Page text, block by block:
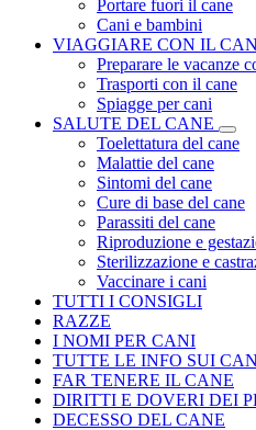
Portare fuori il cane
Cani e bambini
VIAGGIARE CON IL
Preparare le vacanze
Trasporti con il cane
Spiagge per cani
SALUTE DEL CANE
Toelettatura del cane
Malattie del cane
Sintomi del cane
Cure di base del cane
Parassiti del cane
Riproduzione e
Sterilizzazione e
Vaccinare i cani
TUTTI I CONSIGLI
RAZZE
I NOMI PER CANI
TUTTE LE INFO SUI
FAR TENERE IL CANE
DIRITTI E DOVERI DEI
DECESSO DEL CANE